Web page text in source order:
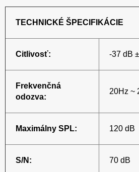
TECHNICKÉ ŠPECIFIKÁCIE
Citlivosť: -37 dB
Frekvenčná
odozva:
20Hz ~
Maximálny SPL: 120 dB
S/N: 70 dB